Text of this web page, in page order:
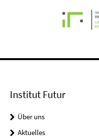
Institut Futur
Über uns
Aktuelles